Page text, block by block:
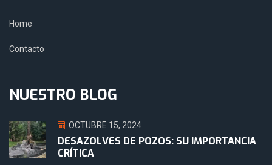
Home
Contacto
NUESTRO BLOG
OCTUBRE 15, 2024
DESAZOLVES DE POZOS: SU IMPORTANCIA
CRÍTICA